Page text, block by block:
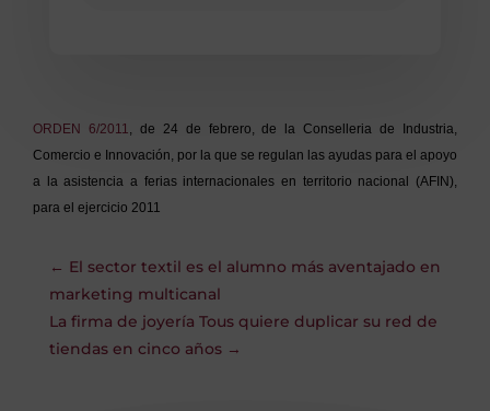
ORDEN 6/2011, de 24 de febrero, de la Conselleria de Industria,
Comercio e Innovación, por la que se regulan las ayudas para el apoyo
a la asistencia a ferias internacionales en territorio nacional (AFIN),
para el ejercicio 2011
← El sector textil es el alumno más aventajado en
marketing multicanal
La firma de joyería Tous quiere duplicar su red de
tiendas en cinco años→